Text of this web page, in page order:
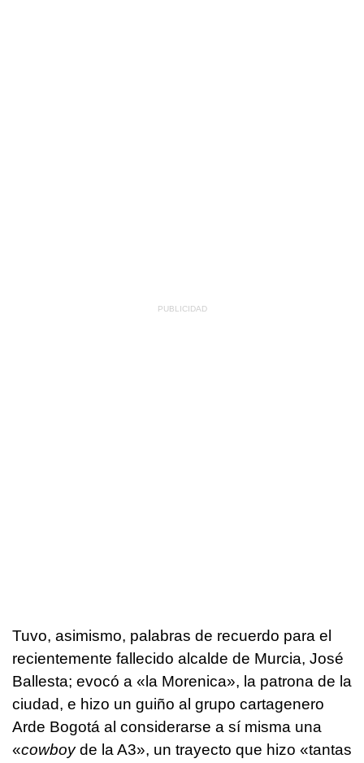
Tuvo, asimismo, palabras de recuerdo para el
recientemente fallecido alcalde de Murcia, José
Ballesta; evocó a «la Morenica», la patrona de la
ciudad, e hizo un guiño al grupo cartagenero
Arde Bogotá al considerarse a sí misma una
«cowboyde la A3», un trayecto que hizo «tantas